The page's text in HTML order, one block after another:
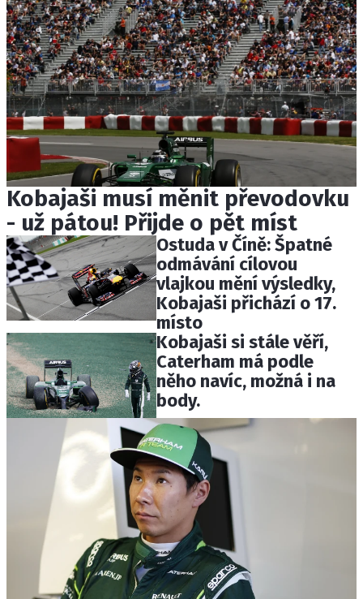
Kobajaši musí měnit převodovku
- už pátou! Přijde o pět míst
Ostuda v Číně: Špatné
odmávání cílovou
vlajkou mění výsledky,
Kobajaši přichází o 17.
místo
Kobajaši si stále věří,
Caterham má podle
něho navíc, možná i na
body.